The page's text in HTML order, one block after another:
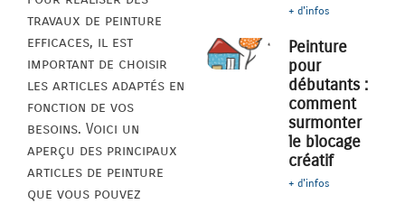
travaux de peinture
efficaces, il est
important de choisir
les articles adaptés en
fonction de vos
besoins. Voici un
aperçu des principaux
articles de peinture
que vous pouvez
+ d'infos
Peinture
pour
débutants :
comment
surmonter
le blocage
créatif
+ d'infos